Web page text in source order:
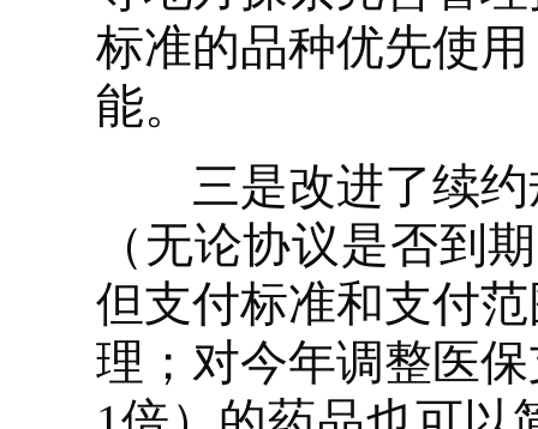
标准的品种优先使
能。
三是改进了续约
（无论协议是否到
但支付标准和支付
理；对今年调整医